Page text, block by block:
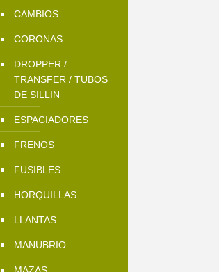
CAMBIOS
CORONAS
DROPPER /
TRANSFER / TUBOS
DE SILLIN
ESPACIADORES
FRENOS
FUSIBLES
HORQUILLAS
LLANTAS
MANUBRIO